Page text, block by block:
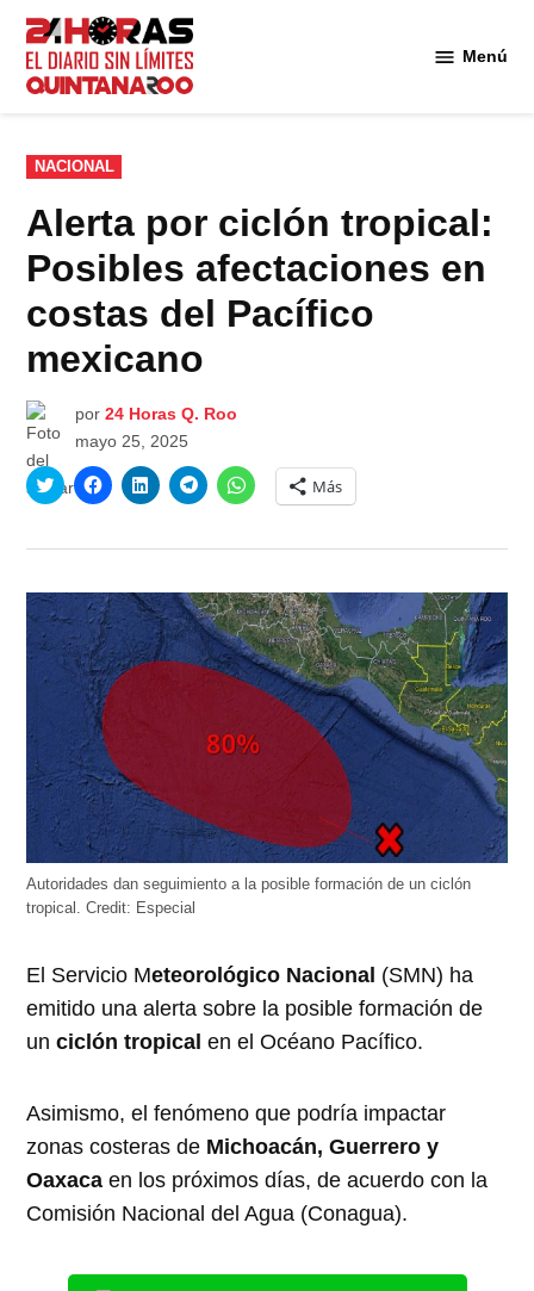
Saltar
contenido
Menú
PUBLICADO
EN
NACIONAL
Alerta por ciclón tropical:
Posibles afectaciones en
costas del Pacífico
mexicano
por 24 Horas Q. Roo
mayo 25, 2025
Haz
clic
en
abre
una
ventana
nueva)
Haz
clic
en
abre
en
una
ventana
nueva)
Haz
clic
en
abre
en
una
ventana
nueva)
Haz
clic
en
abre
en
una
ventana
nueva)
Haz
clic
para
en
abre
en
una
ventana
nueva)
Más
Autoridades dan seguimiento a la posible formación de un ciclón
tropical.Credit: Especial
El Servicio Meteorológico Nacional (SMN) ha
emitido una alerta sobre la posible formación de
unciclón tropical en el Océano Pacífico.
Asimismo, el fenómeno que podría impactar
zonas costeras de Michoacán, Guerrero y
Oaxaca en los próximos días, de acuerdo con la
Comisión Nacional del Agua (Conagua).